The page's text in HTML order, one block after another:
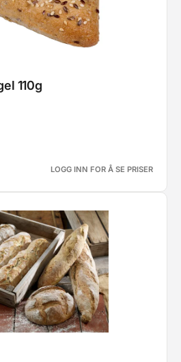
110g
LOGG INN FOR Å SE PRISER